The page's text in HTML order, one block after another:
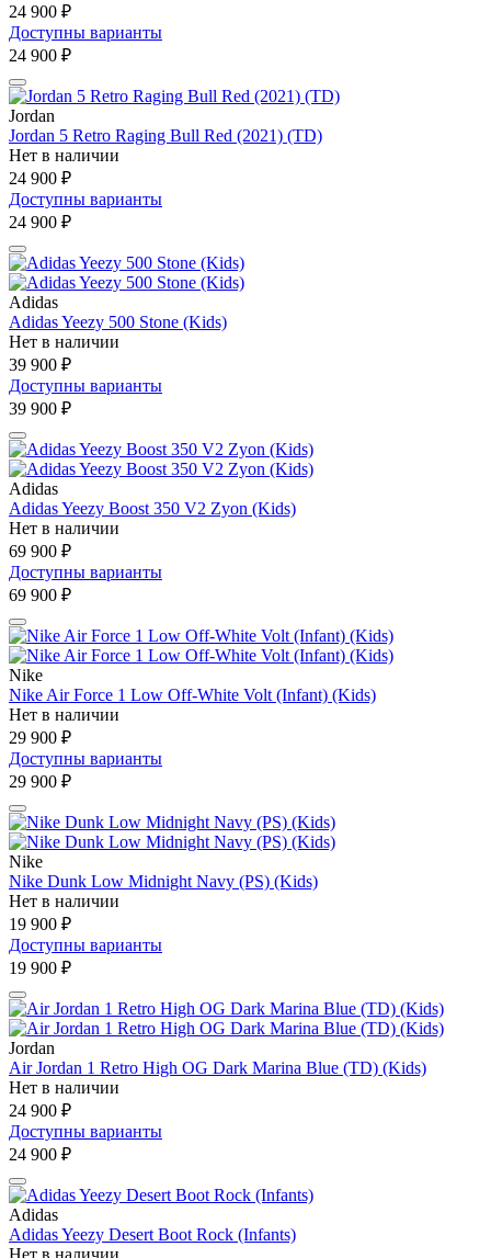
24 900 ₽
Доступны варианты
24 900 ₽
Jordan
Jordan 5 Retro Raging Bull Red (2021) (TD)
Нет в наличии
24 900 ₽
Доступны варианты
24 900 ₽
Adidas
Adidas Yeezy 500 Stone (Kids)
Нет в наличии
39 900 ₽
Доступны варианты
39 900 ₽
Adidas
Adidas Yeezy Boost 350 V2 Zyon (Kids)
Нет в наличии
69 900 ₽
Доступны варианты
69 900 ₽
Nike
Nike Air Force 1 Low Off-White Volt (Infant) (Kids)
Нет в наличии
29 900 ₽
Доступны варианты
29 900 ₽
Nike
Nike Dunk Low Midnight Navy (PS) (Kids)
Нет в наличии
19 900 ₽
Доступны варианты
19 900 ₽
Jordan
Air Jordan 1 Retro High OG Dark Marina Blue (TD) (Kids)
Нет в наличии
24 900 ₽
Доступны варианты
24 900 ₽
Adidas
Adidas Yeezy Desert Boot Rock (Infants)